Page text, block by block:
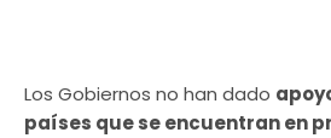
Los Gobiernos no han dado
países que se encuentran en